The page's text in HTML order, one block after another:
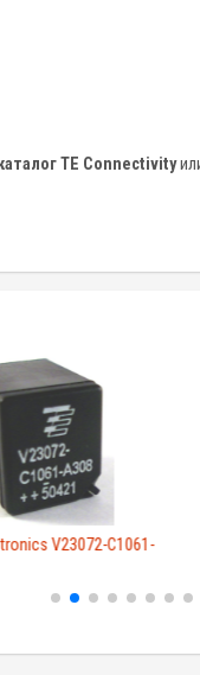
TE Connectivity
V23072-C1061-